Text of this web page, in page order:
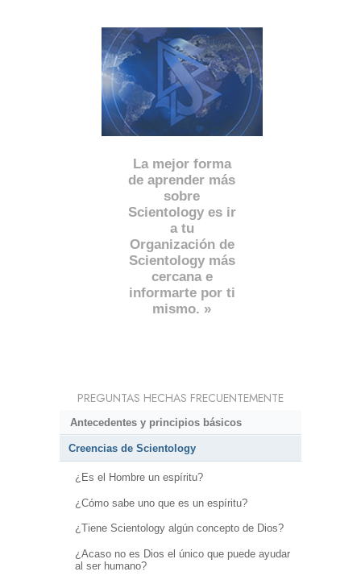
La mejor forma
de aprender más
sobre
Scientology es ir
a tu
Organización de
Scientology más
cercana e
informarte por ti
mismo. »
PREGUNTAS HECHAS FRECUENTEMENTE
Antecedentes y principios básicos
Creencias de Scientology
¿Es el Hombre un espíritu?
¿Cómo sabe uno que es un espíritu?
¿Tiene Scientology algún concepto de Dios?
¿Acaso no es Dios el único que puede ayudar
al ser humano?